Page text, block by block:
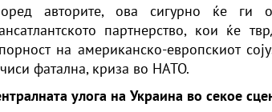
авторите, ова сигурно ќе ги
партнерство, кои ќе
на американско-европскиот
фатална, криза во НАТО.
улога на Украина во секое